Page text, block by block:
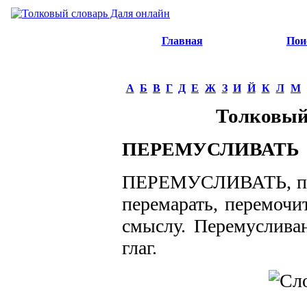
Главная
А Б В Г Д Е Ж З И Й К Л М
ПЕРЕМУСЛИВАТЬ
ПЕРЕМУСЛИВАТЬ,
перемарать,
смыслу.
глаг.